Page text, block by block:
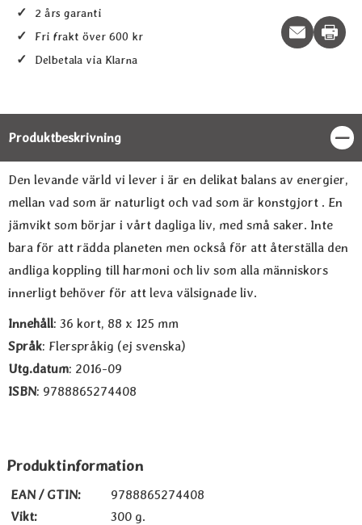
✓ 2 års garanti
✓ Fri frakt över 600 kr
✓ Delbetala via Klarna
Print
Produktbeskrivning
Produktbeskrivning
Den levande värld vi lever i är en delikat balans av energier,
mellan vad som är naturligt och vad som är konstgjort . En
jämvikt som börjar i vårt dagliga liv, med små saker. Inte
bara för att rädda planeten men också för att återställa den
andliga koppling till harmoni och liv som alla människors
innerligt behöver för att leva välsignade liv.
Innehåll: 36 kort, 88 x 125 mm
Språk: Flerspråkig (ej svenska)
Utg.datum: 2016-09
ISBN: 9788865274408
Produktinformation
EAN / GTIN:
9788865274408
Vikt:
300 g.